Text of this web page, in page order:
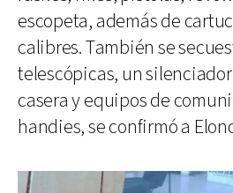
escopeta, además de
calibres. También se
telescópicas, un
casera y equipos de
handies, se confirmó a